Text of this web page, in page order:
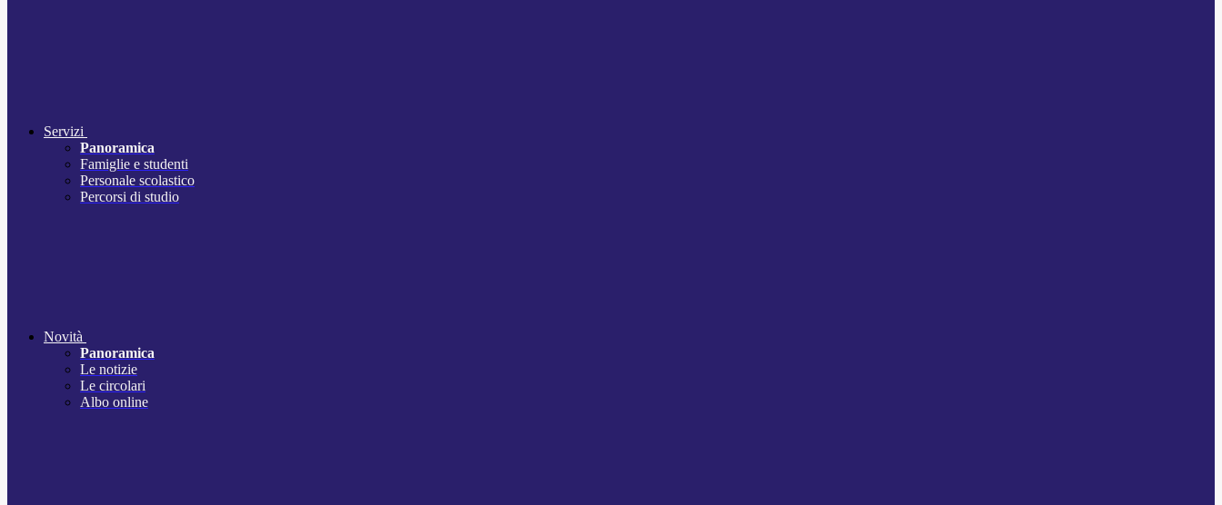
Servizi
Panoramica
Famiglie e studenti
Personale scolastico
Percorsi di studio
Novità
Panoramica
Le notizie
Le circolari
Albo online